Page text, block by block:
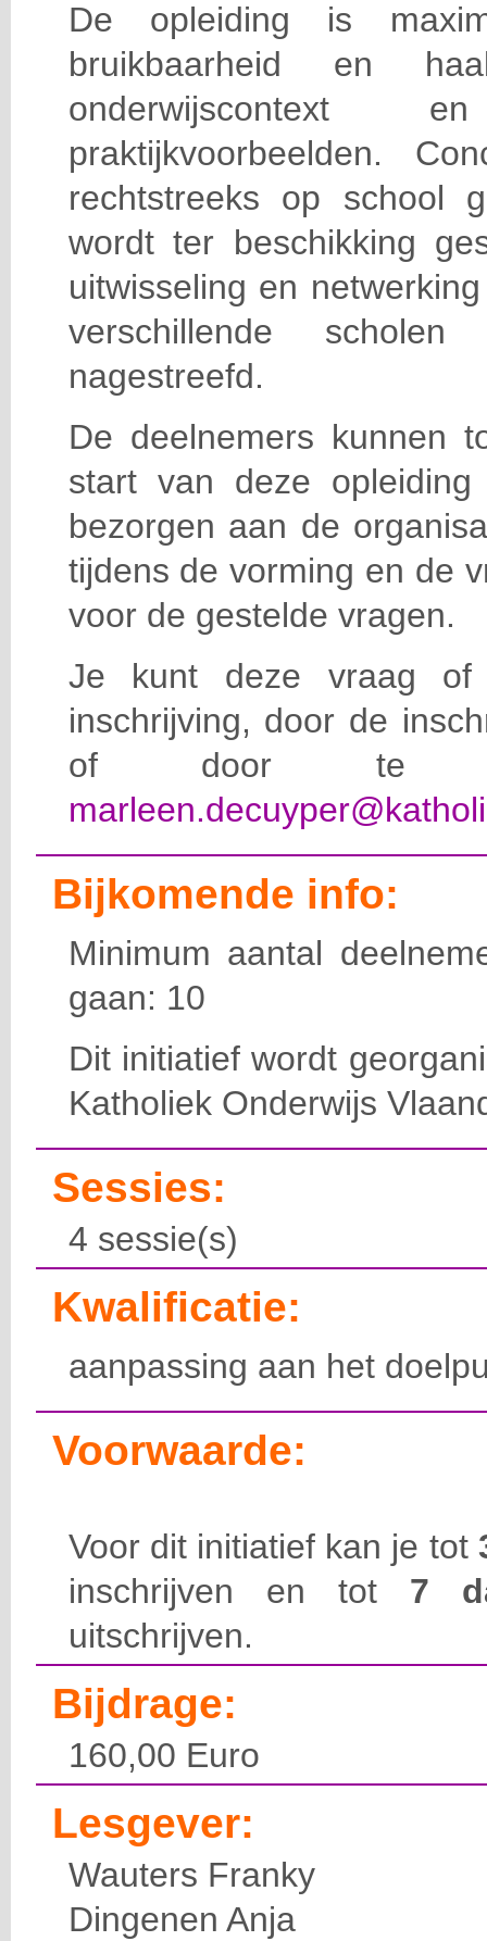
De opleiding is
bruikbaarheid en
praktijkvoorbeelden.
rechtstreeks op school
wordt ter beschikking
uitwisseling en
verschillende scholen
nagestreefd.
De deelnemers kunnen
start van deze
bezorgen aan de
tijdens de vorming en de
voor de gestelde vragen.
Je kunt deze vraag of
inschrijving, door de
of door te e-
Bijkomende info:
Minimum aantal
gaan: 10
Dit initiatief wordt
Katholiek Onderwijs
Sessies:
4 sessie(s)
Kwalificatie:
aanpassing aan het
Voorwaarde:
Voor dit initiatief kan je tot
inschrijven en tot 7
uitschrijven.
Bijdrage:
160,00 Euro
Lesgever:
Wauters Franky
Dingenen Anja